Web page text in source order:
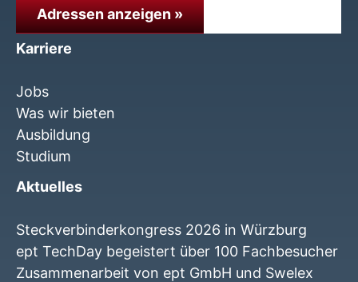
Adressen anzeigen »
Karriere
Jobs
Was wir bieten
Ausbildung
Studium
Aktuelles
Steckverbinderkongress 2026 in Würzburg
ept TechDay begeistert über 100 Fachbesucher
Zusammenarbeit von ept GmbH und Swelex